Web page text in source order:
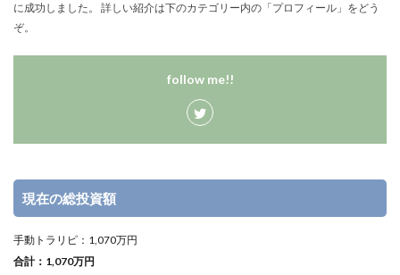
に成功しました。 詳しい紹介は下のカテゴリー内の「プロフィール」をどう
ぞ。
follow me!!
現在の総投資額
手動トラリピ：1,070万円
合計：1,070万円